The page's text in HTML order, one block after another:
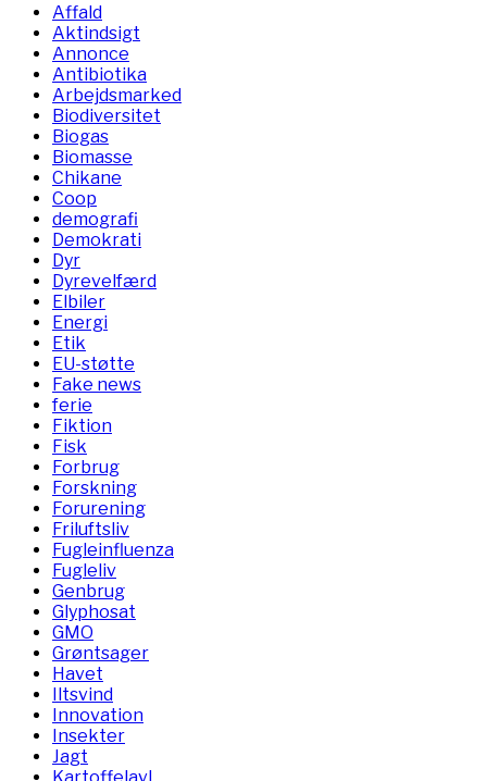
Affald
Aktindsigt
Annonce
Antibiotika
Arbejdsmarked
Biodiversitet
Biogas
Biomasse
Chikane
Coop
demografi
Demokrati
Dyr
Dyrevelfærd
Elbiler
Energi
Etik
EU-støtte
Fake news
ferie
Fiktion
Fisk
Forbrug
Forskning
Forurening
Friluftsliv
Fugleinfluenza
Fugleliv
Genbrug
Glyphosat
GMO
Grøntsager
Havet
Iltsvind
Innovation
Insekter
Jagt